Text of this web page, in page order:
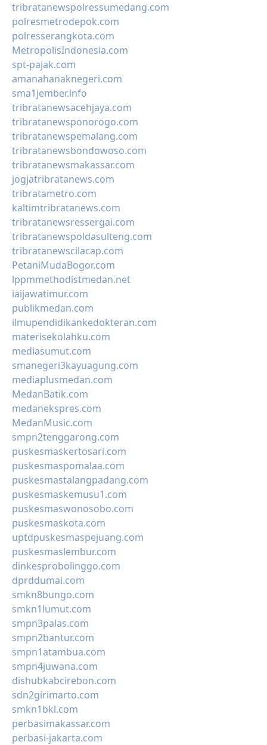
tribratanewspolressumedang.com
polresmetrodepok.com
polresserangkota.com
MetropolisIndonesia.com
spt-pajak.com
amanahanaknegeri.com
sma1jember.info
tribratanewsacehjaya.com
tribratanewsponorogo.com
tribratanewspemalang.com
tribratanewsbondowoso.com
tribratanewsmakassar.com
jogjatribratanews.com
tribratametro.com
kaltimtribratanews.com
tribratanewsressergai.com
tribratanewspoldasulteng.com
tribratanewscilacap.com
PetaniMudaBogor.com
lppmmethodistmedan.net
iaijawatimur.com
publikmedan.com
ilmupendidikankedokteran.com
materisekolahku.com
mediasumut.com
smanegeri3kayuagung.com
mediaplusmedan.com
MedanBatik.com
medanekspres.com
MedanMusic.com
smpn2tenggarong.com
puskesmaskertosari.com
puskesmaspomalaa.com
puskesmastalangpadang.com
puskesmaskemusu1.com
puskesmaswonosobo.com
puskesmaskota.com
uptdpuskesmaspejuang.com
puskesmaslembur.com
dinkesprobolinggo.com
dprddumai.com
smkn8bungo.com
smkn1lumut.com
smpn3palas.com
smpn2bantur.com
smpn1atambua.com
smpn4juwana.com
dishubkabcirebon.com
sdn2girimarto.com
smkn1bkl.com
perbasimakassar.com
perbasi-jakarta.com